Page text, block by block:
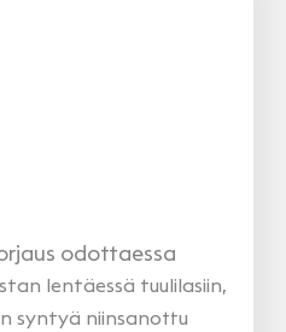
odottaessa
lentäessä tuulilasiin,
syntyä niinsanottu